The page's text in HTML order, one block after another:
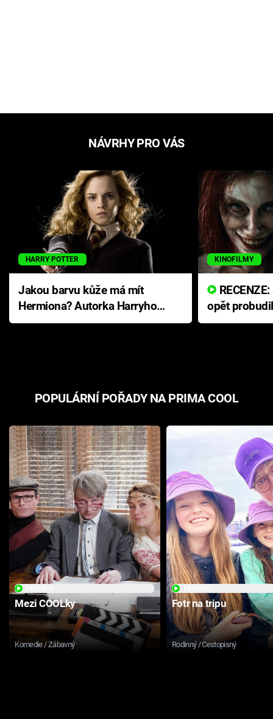
NÁVRHY PRO VÁS
HARRY POTTER
Jakou barvu kůže má mít
Hermiona? Autorka Harryho
Pottera přišla s ráznou
KINOFILMY
opět
přichází s
POPULÁRNÍ POŘADY NA PRIMA COOL
Mezi COOLky
Komedie / Zábavný
Fotr na tripu
Rodinný / Cestopisný